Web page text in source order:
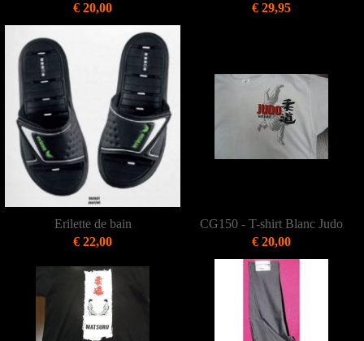
€ 20,00
€ 29,95
Erilette de bain
€ 22,00
CG150 - T-shirt Blanc Judo
€ 20,00